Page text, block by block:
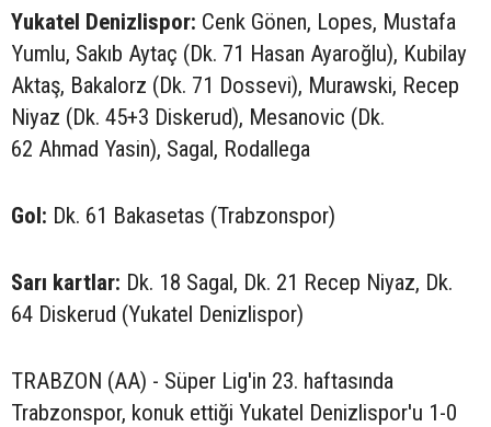
Yukatel Denizlispor: Cenk Gönen, Lopes, Mustafa
Yumlu, Sakıb Aytaç (Dk. 71 Hasan Ayaroğlu), Kubilay
Aktaş, Bakalorz (Dk. 71 Dossevi), Murawski, Recep
Niyaz (Dk. 45+3 Diskerud), Mesanovic (Dk.
62 Ahmad Yasin), Sagal, Rodallega
Gol: Dk. 61 Bakasetas (Trabzonspor)
Sarı kartlar: Dk. 18 Sagal, Dk. 21 Recep Niyaz, Dk.
64 Diskerud (Yukatel Denizlispor)
TRABZON (AA) - Süper Lig'in 23. haftasında
Trabzonspor, konuk ettiği Yukatel Denizlispor'u 1-0